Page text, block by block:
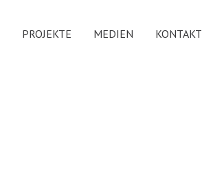
PROJEKTE MEDIEN KONTAKT